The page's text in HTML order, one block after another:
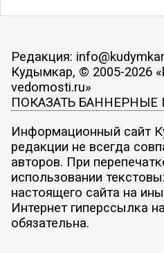
Редакция:
Кудымкар, © 2005-2026
vedomosti.ru»
ПОКАЗАТЬ БАННЕРНЫЕ
Информационный сайт
редакции не всегда
авторов. При
использовании
настоящего сайта на
Интернет гиперссылка
обязательна.